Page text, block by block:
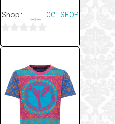
Shop: CC SHOP